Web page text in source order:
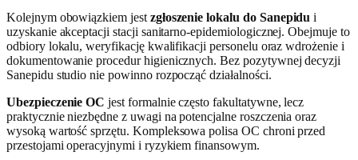
Kolejnym obowiązkiem jest zgłoszenie lokalu do Sanepidu i
uzyskanie akceptacji stacji sanitarno‑epidemiologicznej. Obejmuje to
odbiory lokalu, weryfikację kwalifikacji personelu oraz wdrożenie i
dokumentowanie procedur higienicznych. Bez pozytywnej decyzji
Sanepidu studio nie powinno rozpocząć działalności.
Ubezpieczenie OC jest formalnie często fakultatywne, lecz
praktycznie niezbędne z uwagi na potencjalne roszczenia oraz
wysoką wartość sprzętu. Kompleksowa polisa OC chroni przed
przestojami operacyjnymi i ryzykiem finansowym.